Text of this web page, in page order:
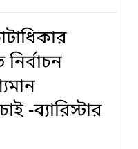
-ব্যারিস্টার